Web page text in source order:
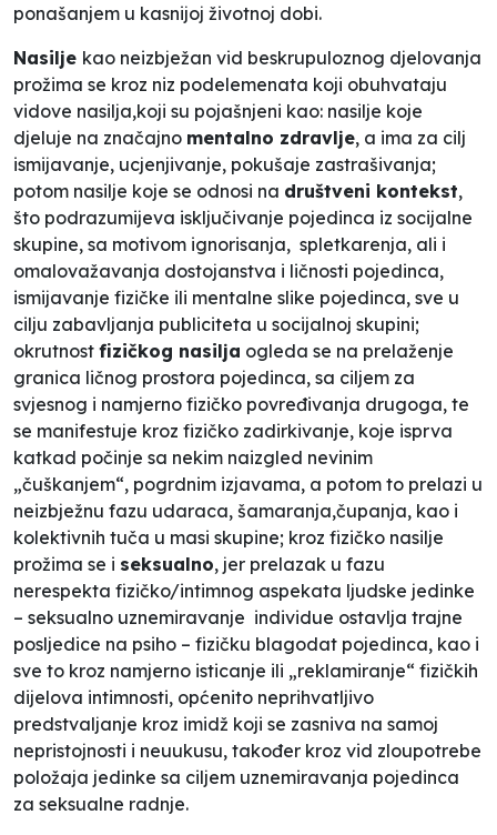
ponašanjem u kasnijoj životnoj dobi.
Nasilje kao neizbježan vid beskrupuloznog djelovanja
prožima se kroz niz podelemenata koji obuhvataju
vidove nasilja,koji su pojašnjeni kao: nasilje koje
djeluje na značajno mentalno zdravlje, a ima za cilj
ismijavanje, ucjenjivanje, pokušaje zastrašivanja;
potom nasilje koje se odnosi na društveni kontekst,
što podrazumijeva isključivanje pojedinca iz socijalne
skupine, sa motivom ignorisanja, spletkarenja, ali i
omalovažavanja dostojanstva i ličnosti pojedinca,
ismijavanje fizičke ili mentalne slike pojedinca, sve u
cilju zabavljanja publiciteta u socijalnoj skupini;
okrutnost fizičkog nasilja ogleda se na prelaženje
granica ličnog prostora pojedinca, sa ciljem za
svjesnog i namjerno fizičko povređivanja drugoga, te
se manifestuje kroz fizičko zadirkivanje, koje isprva
katkad počinje sa nekim naizgled nevinim
„čuškanjem“, pogrdnim izjavama, a potom to prelazi u
neizbježnu fazu udaraca, šamaranja,čupanja, kao i
kolektivnih tuča u masi skupine; kroz fizičko nasilje
prožima se i seksualno, jer prelazak u fazu
nerespekta fizičko/intimnog aspekata ljudske jedinke
– seksualno uznemiravanje individue ostavlja trajne
posljedice na psiho – fizičku blagodat pojedinca, kao i
sve to kroz namjerno isticanje ili „reklamiranje“ fizičkih
dijelova intimnosti, općenito neprihvatljivo
predstvaljanje kroz imidž koji se zasniva na samoj
nepristojnosti i neuukusu, također kroz vid zloupotrebe
položaja jedinke sa ciljem uznemiravanja pojedinca
za seksualne radnje.